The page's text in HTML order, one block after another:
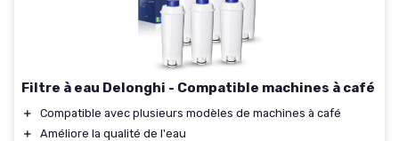
Filtre à eau Delonghi - Compatible machines à café
＋
Compatible avec plusieurs modèles de machines à café
＋
Améliore la qualité de l'eau